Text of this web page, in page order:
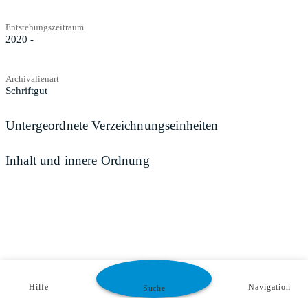
Entstehungszeitraum
2020 -
Archivalienart
Schriftgut
Untergeordnete Verzeichnungseinheiten
Inhalt und innere Ordnung
Hilfe Suche Navigation